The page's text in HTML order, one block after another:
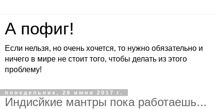
А пофиг!
Если нельзя, но очень хочется, то нужно обязательно и
ничего в мире не стоит того, чтобы делать из этого
проблему!
понедельник, 26 июня 2017 г.
Индисйкие мантры пока работаешь...